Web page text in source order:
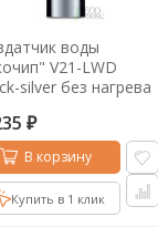
воды
V21-LWD
silver без нагрева
₽
В корзину
Купить в 1 клик